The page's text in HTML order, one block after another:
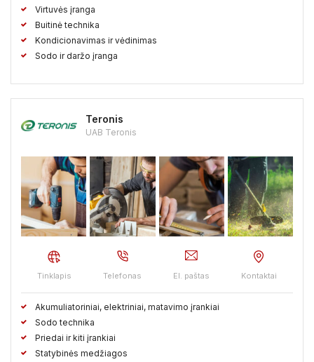
Virtuvės įranga
Buitinė technika
Kondicionavimas ir vėdinimas
Sodo ir daržo įranga
Teronis
UAB Teronis
Tinklapis Telefonas El. paštas Kontaktai
Akumuliatoriniai, elektriniai, matavimo įrankiai
Sodo technika
Priedai ir kiti įrankiai
Statybinės medžiagos